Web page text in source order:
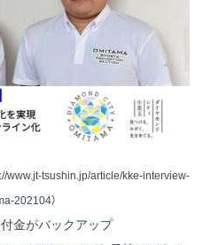
www.jt-tsushin.jp/article/kke-interview-
202104）
金がバックアップ